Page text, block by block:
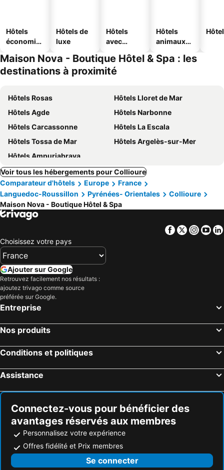
Hôtels
économiq
Hôtels de
luxe
Hôtels
avec
Hôtels
animaux
Maison Nova - Boutique Hôtel & Spa : les
destinations à proximité
Hôtels Rosas
Hôtels Lloret de Mar
Hôtels Agde
Hôtels Narbonne
Hôtels Carcassonne
Hôtels La Escala
Hôtels Tossa de Mar
Hôtels Argelès-sur-Mer
Hôtels Ampuriabrava
Voir tous les hébergements pour Collioure
Comparateur d'hôtels
Europe
France
Languedoc-Roussillon
Pyrénées- Orientales
Collioure
Maison Nova - Boutique Hôtel & Spa
Facebook
Twitter
Choisissez votre pays
Ajouter sur Google
Retrouvez facilement nos résultats :
ajoutez trivago comme source
préférée sur Google.
Entreprise
Nos produits
Conditions et politiques
Assistance
Connectez-vous pour bénéficier des
avantages réservés aux membres
Personnalisez votre expérience
Offres fidélité et Prix membres
Se connecter